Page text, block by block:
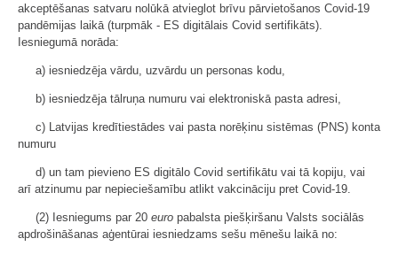
akceptēšanas satvaru nolūkā atvieglot brīvu pārvietošanos Covid-19
pandēmijas laikā (turpmāk - ES digitālais Covid sertifikāts).
Iesniegumā norāda:
a) iesniedzēja vārdu, uzvārdu un personas kodu,
b) iesniedzēja tālruņa numuru vai elektroniskā pasta adresi,
c) Latvijas kredītiestādes vai pasta norēķinu sistēmas (PNS) konta
numuru
d) un tam pievieno ES digitālo Covid sertifikātu vai tā kopiju, vai
arī atzinumu par nepieciešamību atlikt vakcināciju pret Covid-19.
(2) Iesniegums par 20 euro pabalsta piešķiršanu Valsts sociālās
apdrošināšanas aģentūrai iesniedzams sešu mēnešu laikā no: